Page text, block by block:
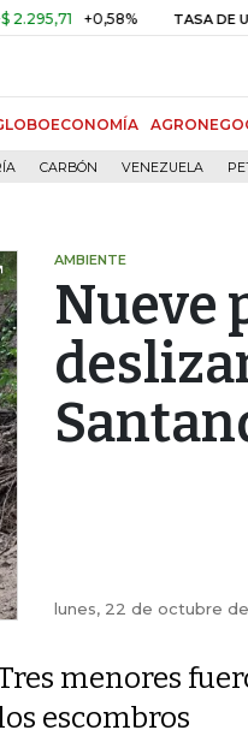
+0,58% TASA DE USURA
CARBÓN VENEZUELA
AMBIENTE
Nueve
lunes, 22 de octubre
menores
escombros